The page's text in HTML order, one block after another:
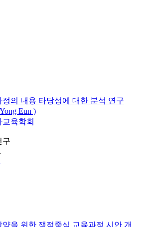
의 내용 타당성에 대한 분석 연구
Eun )
육학회
구
을 위한 쟁점중심 교육과정 시안 개